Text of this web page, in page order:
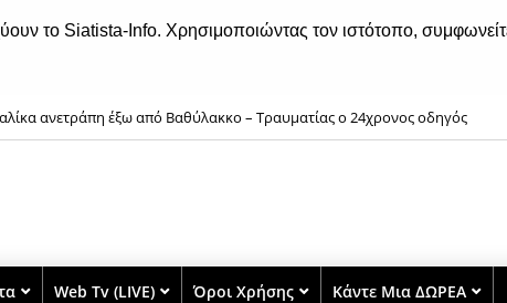
το Siatista-Info. Χρησιμοποιώντας τον ιστότοπο,
ανετράπη έξω από Βαθύλακκο – Τραυματίας ο 24χρονος οδηγός
Web Tv (LIVE) Όροι Χρήσης Κάντε Μια ΔΩΡΕΑ